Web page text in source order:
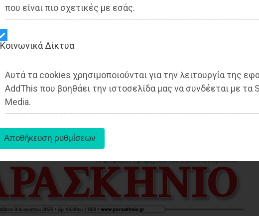
που είναι πιο σχετικές με εσάς.
Kοινωνικά Δίκτυα
Αυτά τα cookies χρησιμοποιούνται για την λειτουργία της
AddThis που βοηθάει την ιστοσελίδα μας να συνδέεται με τα
Media.